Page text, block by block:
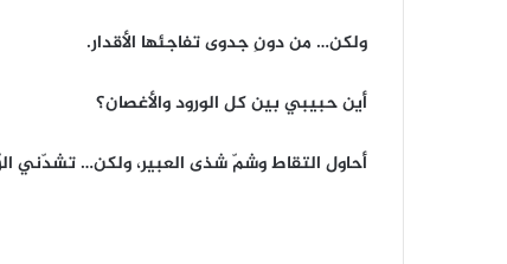
ولكن… من دونِ جدوى تفاجئها الأقدار.
أين حبيبي بين كل الورود والأغصان؟
أحاول التقاط وشمّ شذى العبير، ولكن… تشدّني